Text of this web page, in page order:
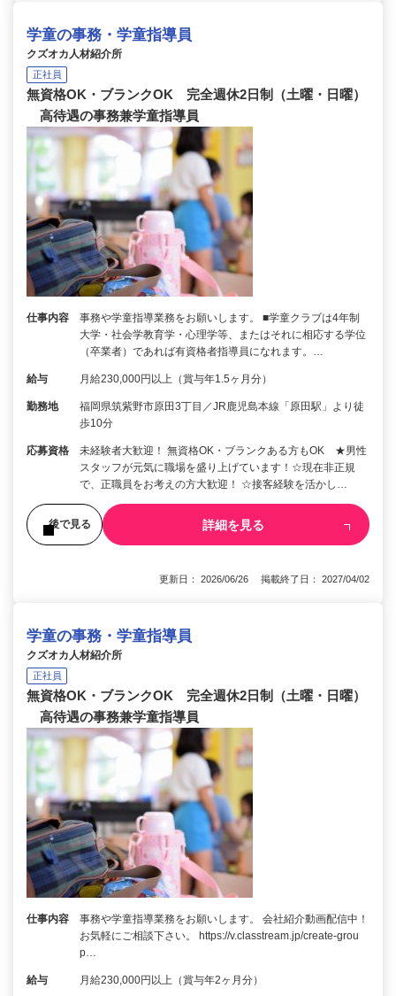
学童の事務・学童指導員
クズオカ人材紹介所
正社員
無資格OK・ブランクOK 完全週休2日制（土曜・日曜）
高待遇の事務兼学童指導員
仕事内容
事務や学童指導業務をお願いします。 ■学童クラブは4年制
大学・社会学教育学・心理学等、またはそれに相応する学位
（卒業者）であれば有資格者指導員になれます。…
給与 月給230,000円以上（賞与年1.5ヶ月分）
勤務地
福岡県筑紫野市原田3丁目／JR鹿児島本線「原田駅」より徒
歩10分
応募資格
未経験者大歓迎！ 無資格OK・ブランクある方もOK ★男性
スタッフが元気に職場を盛り上げています！☆現在非正規
で、正職員をお考えの方大歓迎！ ☆接客経験を活かし…
後で見る 詳細を見る
更新日： 2026/06/26 掲載終了日： 2027/04/02
学童の事務・学童指導員
クズオカ人材紹介所
正社員
無資格OK・ブランクOK 完全週休2日制（土曜・日曜）
高待遇の事務兼学童指導員
仕事内容
事務や学童指導業務をお願いします。 会社紹介動画配信中！
お気軽にご相談下さい。 https://v.classtream.jp/create-grou
p…
給与 月給230,000円以上（賞与年2ヶ月分）